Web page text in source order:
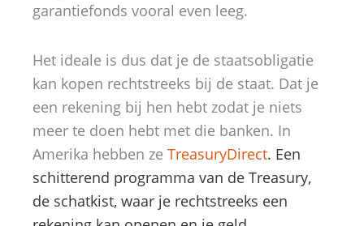
garantiefonds vooral even leeg.
Het ideale is dus dat je de staatsobligatie
kan kopen rechtstreeks bij de staat. Dat je
een rekening bij hen hebt zodat je niets
meer te doen hebt met die banken. In
Amerika hebben ze TreasuryDirect. Een
schitterend programma van de Treasury,
de schatkist, waar je rechtstreeks een